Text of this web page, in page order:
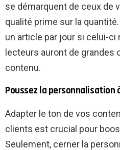
se démarquent de ceux de
qualité prime sur la
un article par jour si celui-ci
lecteurs auront de grandes
contenu.
Poussez la personnalisation
Adapter le ton de vos
clients est crucial pour
Seulement, cerner la